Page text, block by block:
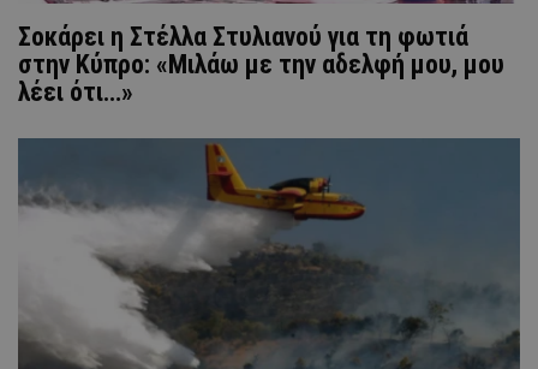
Σοκάρει η Στέλλα Στυλιανού για τη φωτιά
στην Κύπρο: «Μιλάω με την αδελφή μου, μου
λέει ότι…»